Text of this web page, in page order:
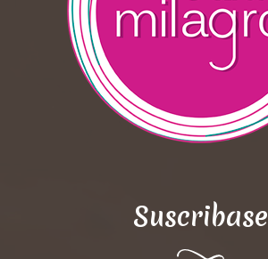
Suscribase